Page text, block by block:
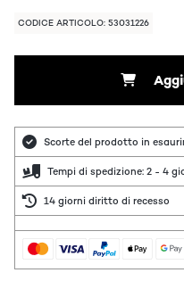
CODICE ARTICOLO: 53031226
Scorte del prodotto in
Tempi di spedizione: 2 - 4
14 giorni diritto di recesso